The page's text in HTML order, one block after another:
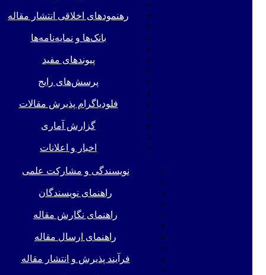
رهنمودهای اخلاقی انتشار مقاله
بانک‌ها و نمایه‌‌نامه‌ها
پیوندهای مفید
پرسش‌های رایج
فلودیاگرام پذیرش مقالات
گزارش آماری
اخبار و اعلانات
نویسندگی و مشارکت علمی
راهنمای نویسندگان
راهنمای نگارش مقاله
راهنمای ارسال مقاله
فرآیند پذیرش و انتشار مقاله